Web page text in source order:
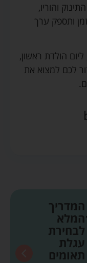
והוריו,
ותספק ערך
הולדת ראשון,
לכם למצוא את
בר 25,המדריך
המלא
לבחירת
עגלת
תאומים